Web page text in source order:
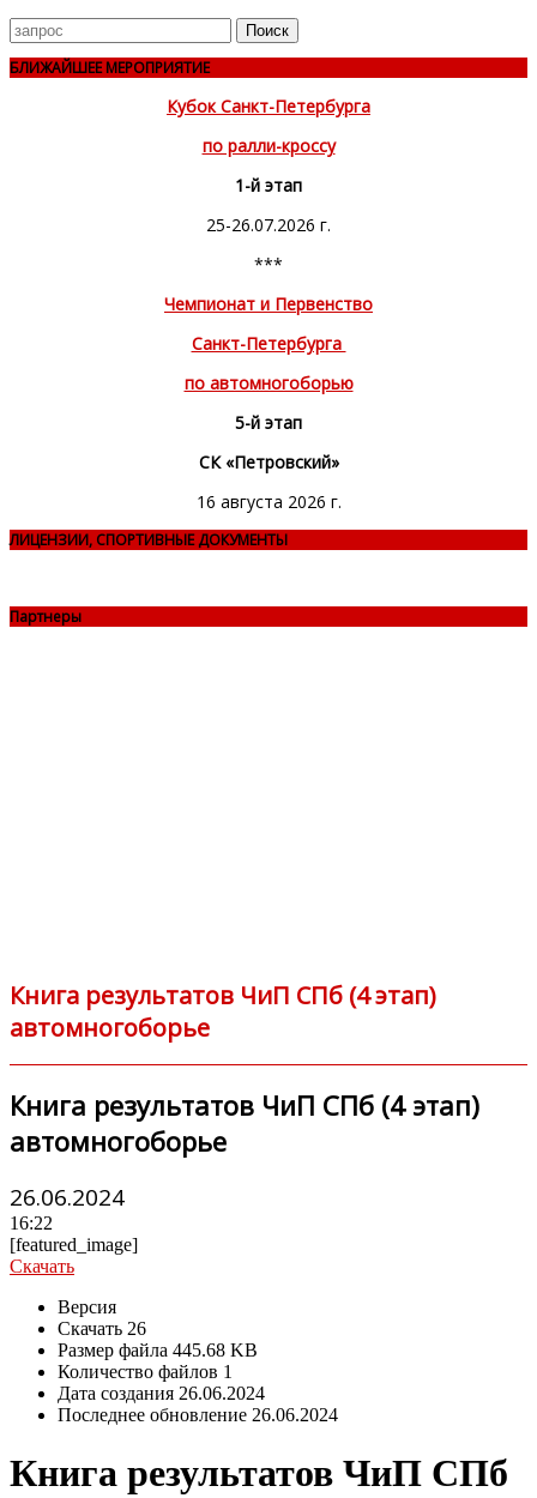
Поиск
для
БЛИЖАЙШЕЕ МЕРОПРИЯТИЕ
Кубок Санкт-Петербурга
по ралли-кроссу
1-й этап
25-26.07.2026 г.
***
Чемпионат и Первенство
Санкт-Петербурга
по автомногоборью
5-й этап
СК «Петровский»
16 августа 2026 г.
ЛИЦЕНЗИИ, СПОРТИВНЫЕ ДОКУМЕНТЫ
Партнеры
Книга результатов ЧиП СПб (4 этап)
автомногоборье
Книга результатов ЧиП СПб (4 этап)
автомногоборье
26.06.2024
16:22
[featured_image]
Скачать
Версия
Скачать 26
Размер файла 445.68 KB
Количество файлов 1
Дата создания 26.06.2024
Последнее обновление 26.06.2024
Книга результатов ЧиП СПб